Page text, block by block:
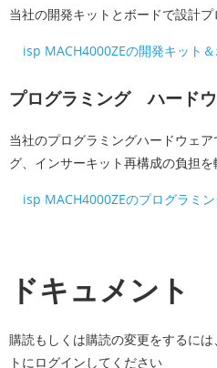
当社の開発キットとボードで設計
isp MACH4000ZEの開発キット
プログラミング ハード
当社のプログラミングハードウェ
グ、インサーキット再構成の負担を
isp MACH4000ZEのプログラミ
ドキュメント
購読もしくは購読の変更をするに
トにログインしてください